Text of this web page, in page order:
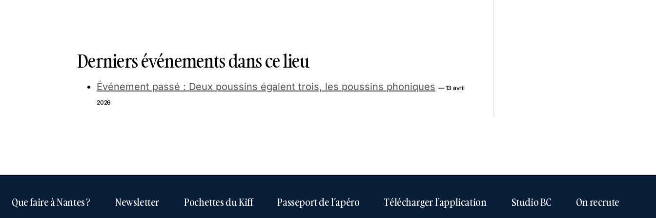
Derniers événements dans ce lieu
Événement passé : Deux poussins égalent trois, les poussins phoniques — 13 avril
2026
Que faire à Nantes ? Newsletter Pochettes du Kiff Passeport de l’apéro Télécharger l’application Studio BC On recrute